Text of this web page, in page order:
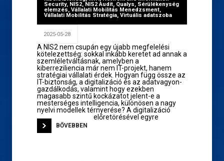
Security, NIS2, NIS2 Audit, Qualys, Sérülékenység
elemzés, Vállalati Mobilitás Menedzsment,
Vállalati Mobilitás Stratégia, Virtuális adatszoba
2025-05-28
A NIS2 nem csupán egy újabb megfelelési
kötelezettség: sokkal inkább keretet ad annak a
szemléletváltásnak, amelyben a
kiberreziliencia már nem IT-projekt, hanem
stratégiai vállalati érdek. Hogyan függ össze az
IT-biztonság, a digitalizáció és az adatvagyon-
gazdálkodás, valamint hogy ezekben
magasabb szintű kockázatot jelent-e a
mesterséges intelligencia, különösen a nagy
nyelvi modellek térnyerése? A digitalizáció
előretörésével egyre
BŐVEBBEN